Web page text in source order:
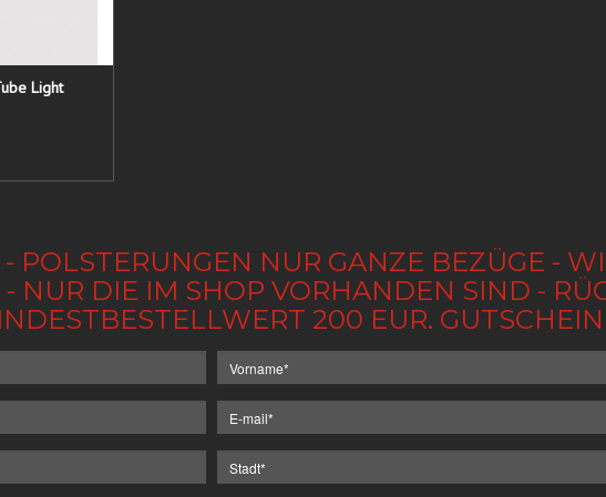
Light
- POLSTERUNGEN NUR GANZE BEZÜGE -
NUR DIE IM SHOP VORHANDEN SIND -
200 EUR.